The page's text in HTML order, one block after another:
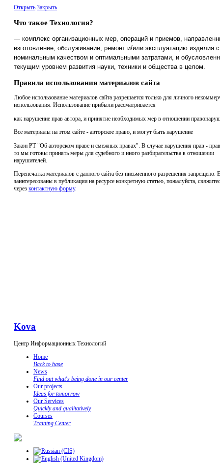
Открыть Закрыть
Что такое Технология?
— комплекс организационных мер, операций и приемов,
изготовление, обслуживание, ремонт и/или эксплуатацию изделия с
номинальным качеством и оптимальными затратами, и
текущим уровнем развития науки, техники и общества в целом.
Правила использования материалов сайта
Любое использование материалов сайта разрешается только для личного
использования. Использование прибыли рассматривается
как нарушение прав автора, и принятие необходимых мер в отношении
Все материалы на этом сайте - авторское право, и могут быть нарушение
Закон РТ "Об авторском праве и смежных правах". В случае нарушения прав -
то мы готовы принять меры для судебного и иного разбирательства в отношении
нарушителей.
Перепечатка материалов с данного сайта без письменного разрешения запрещено.
заинтересованы в публикации на ресурсе конкретную статью, пожалуйста,
через контактную форму.
Kova
Центр Информационных Технологий
Home
Back to base
News
Find out what's being done in our center
Our projects
Ideas for tomorrow
Our Services
Quickly and qualitatively
Courses
Training Center